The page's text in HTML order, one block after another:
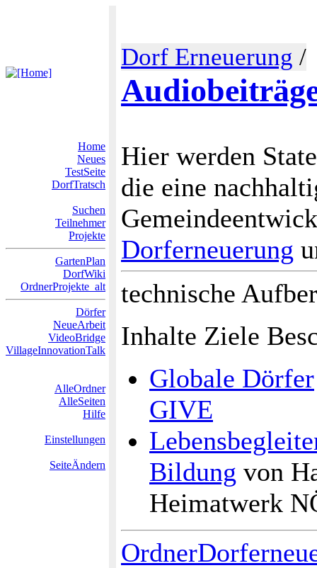
Dorf Erneuerung /
Home
Neues
TestSeite
DorfTratsch
Suchen
Teilnehmer
Projekte
GartenPlan
DorfWiki
OrdnerProjekte_alt
Dörfer
NeueArbeit
VideoBridge
VillageInnovationTalk
AlleOrdner
AlleSeiten
Hilfe
Einstellungen
SeiteÄndern
Hier werden
die eine
Dorferneuerung
technische
Inhalte Ziele
Globale Dörfer
GIVE
Bildung von
Heimatwerk